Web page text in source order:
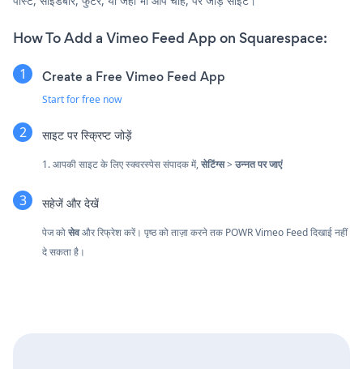
How To Add a Vimeo Feed App on Squarespace:
Create a Free Vimeo Feed App
Start for free now
साइट पर स्क्रिप्ट जोड़ें
1. आपकी साइट के लिए स्क्वरस्पेस संपादक में,सेटिंग्स> उन्नत पर जाएं
सहेजें और देखें
पेज कोसेवऔर रिफ्रेश करें। पृष्ठ को ताज़ा करने तक POWR Vimeo Feed दिखाई नहीं
दे सकता है।